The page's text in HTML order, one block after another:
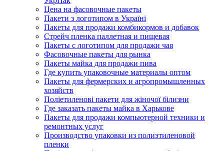
Цена на фасовочные пакеты
Пакети з логотипом в Україні
Пакеты для продажи комбикормов и добавок
Стрейч пленка паллетная и пищевая
Пакеты с логотипом для продажи чая
Фасовочные пакеты для рынка
Пакеты майка для продажи пива
Где купить упаковочные материалы оптом
Пакеты для фермерских и агропромышленных
хозяйств
Поліетиленові пакети для жіночої білизни
Где заказать пакеты майка в Харькове
Пакеты для продажи компьютерной техники и
ремонтных услуг
Производство упаковки из полиэтиленовой
пленки